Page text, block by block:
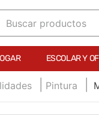
productos
ESCOLAR Y
Pintura
TÉRMINOS MÁS
2.
marcador e300